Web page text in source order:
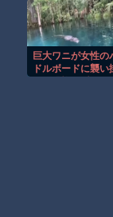
瞬間！！
巨大ワニが女性の
ドルボードに襲い